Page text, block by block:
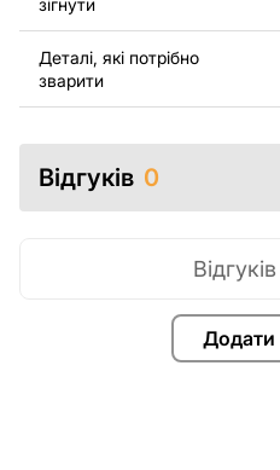
завжди готові допомогти.
зігнути
Деталі, які потрібно
зварити
Відгуків 0
Додати